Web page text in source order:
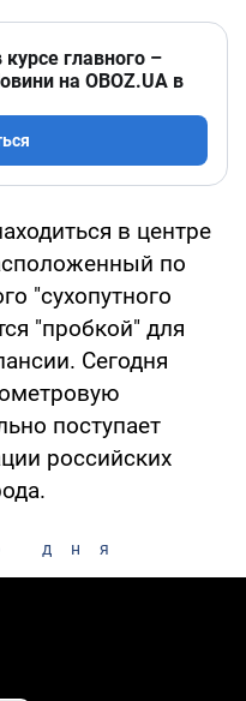
главного –
на OBOZ.UA в
в центре
по
"сухопутного
"пробкой" для
Сегодня
поступает
российских
дня